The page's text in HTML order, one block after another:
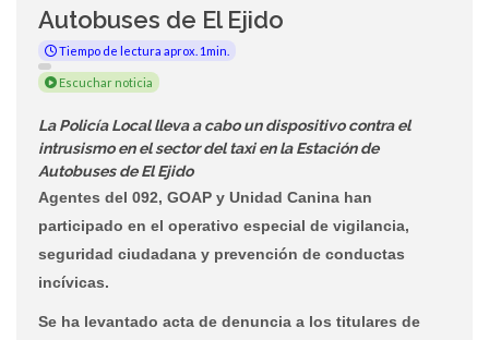
Autobuses de El Ejido
Tiempo de lectura aprox. 1min.
Escuchar noticia
La Policía Local lleva a cabo un dispositivo contra el
intrusismo en el sector del taxi en la Estación de
Autobuses de El Ejido
Agentes del 092, GOAP y Unidad Canina han
participado en el operativo especial de vigilancia,
seguridad ciudadana y prevención de conductas
incívicas.
Se ha levantado acta de denuncia a los titulares de